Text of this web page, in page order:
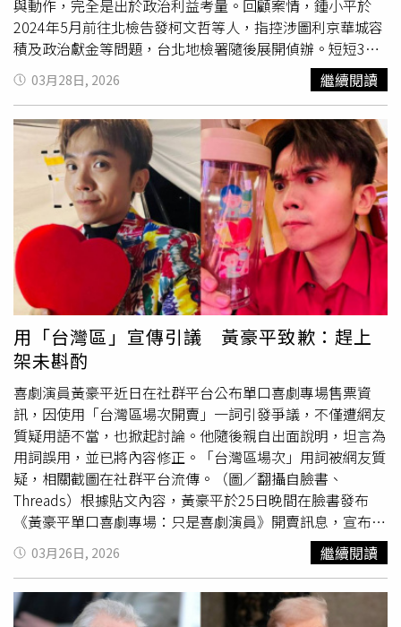
對小丑 面無表情，仍有寶寶會發出笑聲，顯示他們可能已經
可以理解「不尋常=好笑」。寶寶1時期最愛社交 6個月大
後還懂「禮貌性假笑」在日常生活中，像是「躲貓貓」或搔
癢，都是能逗笑嬰兒的方式。Mireault教授說明，特別是4
至6個月大的嬰兒非常喜愛社交，幾乎任何互動都能讓他們
露出微笑或開懷大笑。到寶寶約6個月大時，照顧者會發現
自己要花費更多心思才能吸引寶寶。Mireault教授也觀察
到，這時的寶寶還會開始出現「禮貌性微笑」，就像成人聽
了旁人講笑話後，感覺沒有特別好笑，但還是輕輕地笑一聲
附和，「6個月大的嬰兒也能做到這一點。」同時，隨著認
知功能的發育，這個年紀的寶寶也逐漸摸索出如何逗人發
笑，例如模仿大人發出「噗噗」的聲音、故意推倒兄姐的積
木、戳破泡泡等來吸引他人的注意力。寶寶不愛笑代表發育
有狀況？專家：這樣判斷家長常關心「寶寶不太笑，是不是
有什麼問題？」對此Mireault教授認為，爸爸媽媽應相信自
己的直覺，不必過度焦慮。每個嬰兒氣質不同，有些本來就
較「嚴肅」、不易被逗笑，她建議，家長可多留意寶寶的各
種反應，例如是否會與人進行眼神交流、喜不喜歡被抱、對
周遭環境抱有無好奇心等，以此觀察寶寶不愛笑，究竟只是
需要更努力才能逗他們笑，還是有潛在的健康問題。【延伸
閱讀】「怎麼抱」攸關寶寶髖關節發育是否正常 醫籲：六
個月是治療黃金期懷孕要馬上停掉安眠藥？醫揭「自行停
藥」也有風險 身心兼顧護母嬰健康
https://www.healthnews.com.tw/readnews.php?
id=68279
與動作，完全是出於政治利益考量。回顧案情，鍾小平於
2024年5月前往北檢告發柯文哲等人，指控涉圖利京華城容
積及政治獻金等問題，台北地檢署隨後展開偵辦。短短3個
月內，檢廉單位將柯文哲列為被告，並以證人身分傳喚超過
20名台北市府官員。案件歷經多次交保與延押攻防，歷時近
1年半，最終法院判決柯文哲有期徒刑17年。由於鍾小平提
出告發之際，正值國民黨與民眾黨在國會層級展開合作初
期，其舉動一度被基層解讀為衝擊藍白關係，甚至遭部分白
營支持者批評，當時更傳出揚言發動罷免的聲音。對此，許
甫直言，鍾小平只是為了蹭媒體聲量，才在事件發展後跳出
來「搶功」，本質上就是「蹭的小丑」。他進一步批評，觀
察鍾許甫說，鍾小平過去是新黨、又無黨、加入國民黨後又
退黨，一度還想蹭民眾黨，蹭不成又回國民黨，光這樣，忠
誠度非常可疑。 加上近期言行，完全是為了個人選舉生
存，試圖向淺綠及無黨籍選民靠攏，「他現在表現得比綠營
還綠、比側翼還側翼」，形同為政治利益而無視政黨立場。
許甫強調，鍾小平的行為不僅引發民眾黨感到憤怒，就連許
多國民黨內部人士，都期盼鍾能受到社會大眾檢視
03月28日, 2026 繼續閱讀
用「台灣區」宣傳引議 黃豪平致歉：趕上
架未斟酌
喜劇演員黃豪平近日在社群平台公布單口喜劇專場售票資
訊，因使用「台灣區場次開賣」一詞引發爭議，不僅遭網友
質疑用語不當，也掀起討論。他隨後親自出面說明，坦言為
用詞誤用，並已將內容修正。「台灣區場次」用詞被網友質
疑，相關截圖在社群平台流傳。（圖／翻攝自臉書、
Threads）根據貼文內容，黃豪平於25日晚間在臉書發布
《黃豪平單口喜劇專場：只是喜劇演員》開賣訊息，宣布4
月1日開放售票。不過，貼文中出現「台灣區場次開賣」的
描述，與同文提及的「美國場次」形成對比，引發部分網友
質疑用語標準不一，認為「台灣」不需額外加上「區」字。
相關截圖隨後被轉發至Threads等社群平台，有網友指出該
03月26日, 2026 繼續閱讀